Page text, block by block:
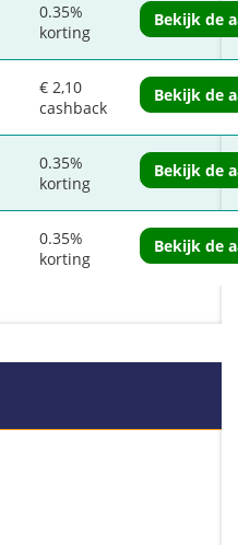
0.35%
korting
Bekijk de
€ 2,10
cashback
Bekijk de
0.35%
korting
Bekijk de
0.35%
korting
Bekijk de